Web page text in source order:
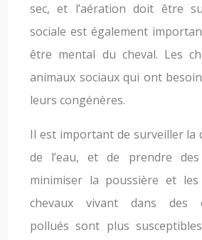
sec, et l’aération doit être
sociale est également
être mental du cheval. Les
animaux sociaux qui ont
leurs congénères.
Il est important de surveiller la
de l’eau, et de prendre
minimiser la poussière et les
chevaux vivant dans des
pollués sont plus